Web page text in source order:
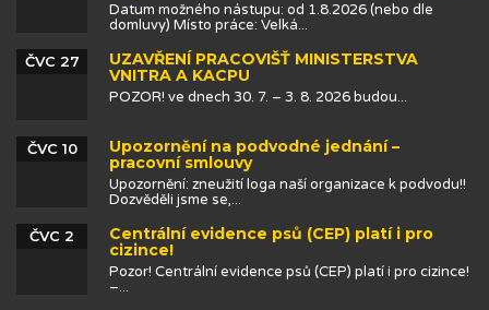
Datum možného nástupu: od 1.8.2026 (nebo dle
domluvy) Místo práce: Velká...
UZAVŘENÍ PRACOVIŠŤ MINISTERSTVA
VNITRA A KACPU
ČVC 27
POZOR! ve dnech 30. 7. – 3. 8. 2026 budou...
Upozornění na podvodné jednání –
pracovní smlouvy
ČVC 10
Upozornění: zneužití loga naší organizace k podvodu!!
Dozvěděli jsme se,...
Centrální evidence psů (CEP) platí i pro
cizince!
ČVC 2
Pozor! Centrální evidence psů (CEP) platí i pro cizince!
–...